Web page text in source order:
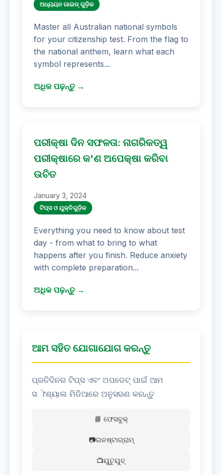
ଅଧ୍ୟୟନ ଗାଇଡ୍ ଗୁଡ଼ିକ
Master all Australian national symbols
for your citizenship test. From the flag to
the national anthem, learn what each
symbol represents...
ଅଧିକ ପଢ଼ନ୍ତୁ →
ପରୀକ୍ଷା ଦିନ ସଫଳତା: ନାଗରିକତ୍ୱ
ପରୀକ୍ଷାରେ କ'ଣ ଅପେକ୍ଷା କରିବା
ଉଚିତ
January 3, 2024
ଟିପ୍ସ ଓ ଯୁକ୍ତିଗୁଡ଼ିକ
Everything you need to know about test
day - from what to bring to what
happens after you finish. Reduce anxiety
with complete preparation...
ଅଧିକ ପଢ଼ନ୍ତୁ →
ଆମ ସହିତ ଯୋଗାଯୋଗ କରନ୍ତୁ
ପ୍ରତିଦିନର ଟିପ୍ସ ଏବଂ ଅପଡେଟ୍ ପାଇଁ ଆମ
ସोଶ୍ୟାଲ ମିଡିଆରେ ଅନୁସରଣ କରନ୍ତୁ
📘 ଫେସବୁକ୍
📷ଇନଷ୍ଟାଗ୍ରାମ୍
📺ୟୁଟୁୟୁବ୍